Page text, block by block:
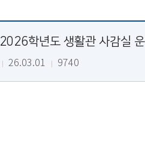
2026학년도 생활관 사감실
26.03.01 9740